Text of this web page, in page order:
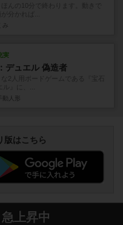
み
実
デュエル 偽造者
な2人用ボードゲームである『宝石
動人形
版はこちら
上昇中